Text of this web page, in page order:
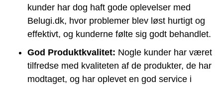
kunder har dog haft gode oplevelser med
Belugi.dk, hvor problemer blev løst hurtigt og
effektivt, og kunderne følte sig godt behandlet.
God Produktkvalitet: Nogle kunder har været
tilfredse med kvaliteten af de produkter, de har
modtaget, og har oplevet en god service i